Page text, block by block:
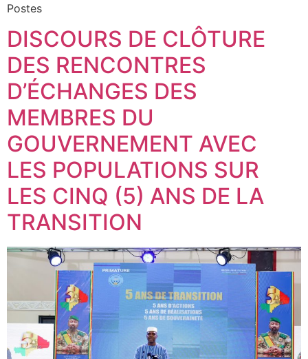
Postes
DISCOURS DE CLÔTURE
DES RENCONTRES
D’ÉCHANGES DES
MEMBRES DU
GOUVERNEMENT AVEC
LES POPULATIONS SUR
LES CINQ (5) ANS DE LA
TRANSITION